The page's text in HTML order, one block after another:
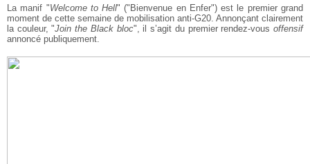
La manif "Welcome to Hell" ("Bienvenue en Enfer") est le premier grand
moment de cette semaine de mobilisation anti-G20. Annonçant clairement
la couleur, "Join the Black bloc", il s’agit du premier rendez-vousoffensif
annoncé publiquement.